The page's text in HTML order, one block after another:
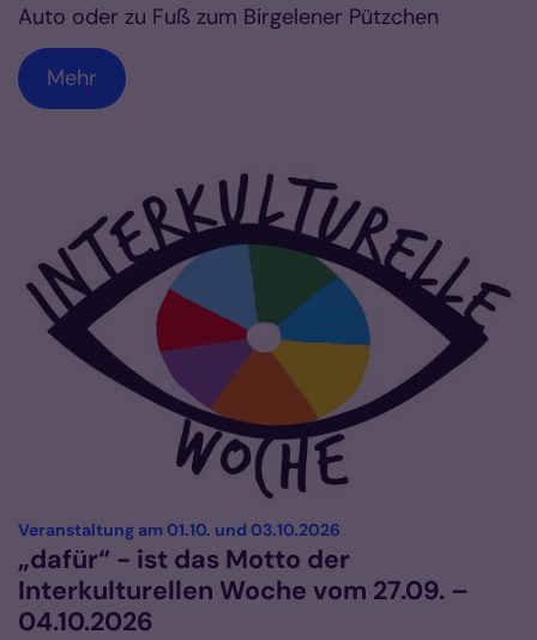
Auto oder zu Fuß zum Birgelener Pützchen
Mehr
Veranstaltung am 01.10. und 03.10.2026
„dafür“ - ist das Motto der
Interkulturellen Woche vom 27.09. –
04.10.2026